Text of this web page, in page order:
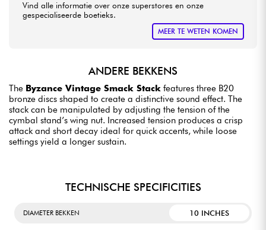
Vind alle informatie over onze superstores en onze
gespecialiseerde boetieks.
MEER TE WETEN KOMEN
ANDERE BEKKENS
The Byzance Vintage Smack Stack features three B20
bronze discs shaped to create a distinctive sound effect. The
stack can be manipulated by adjusting the tension of the
cymbal stand’s wing nut. Increased tension produces a crisp
attack and short decay ideal for quick accents, while loose
settings yield a longer sustain.
TECHNISCHE SPECIFICITIES
DIAMETER BEKKEN 10 INCHES